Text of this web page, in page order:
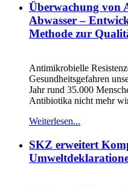
Überwachung von
Abwasser –
Methode zur
Antimikrobielle
Gesundheitsgefahren
Jahr rund 35.000
Antibiotika nicht mehr
Weiterlesen...
SKZ erweitert